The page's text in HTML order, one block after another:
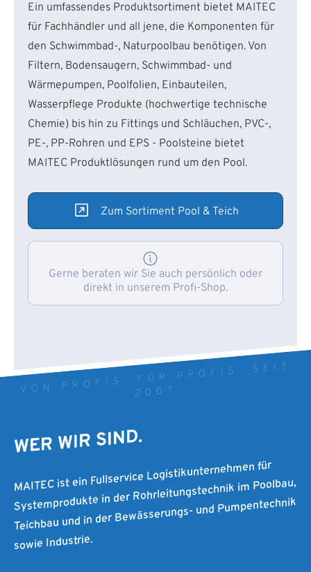
Ein umfassendes Produktsortiment bietet MAITEC
für Fachhändler und all jene, die Komponenten für
den Schwimmbad-, Naturpoolbau benötigen. Von
Filtern, Bodensaugern, Schwimmbad- und
Wärmepumpen, Poolfolien, Einbauteilen,
Wasserpflege Produkte (hochwertige technische
Chemie) bis hin zu Fittings und Schläuchen, PVC-,
PE-, PP-Rohren und EPS - Poolsteine bietet
MAITEC Produktlösungen rund um den Pool.
Zum Sortiment Pool & Teich
Gerne beraten wir Sie auch persönlich oder
direkt in unserem Profi-Shop.
VON PROFIS. FÜR PROFIS. SEIT
2007
WER WIR SIND.
MAITEC ist ein Fullservice Logistikunternehmen für
Systemprodukte in der Rohrleitungstechnik im Poolbau,
Teichbau und in der Bewässerungs- und Pumpentechnik
sowie Industrie.